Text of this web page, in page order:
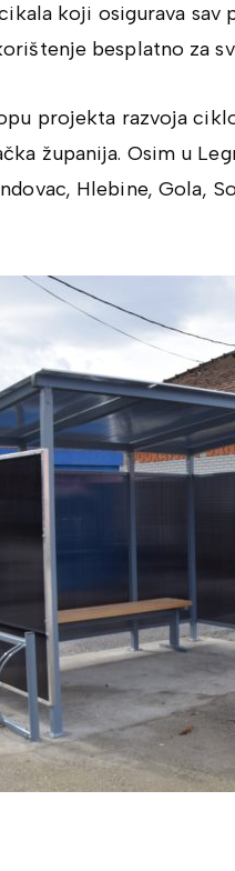
koji osigurava
besplatno za
projekta razvoja
županija. Osim u
Hlebine, Gola,